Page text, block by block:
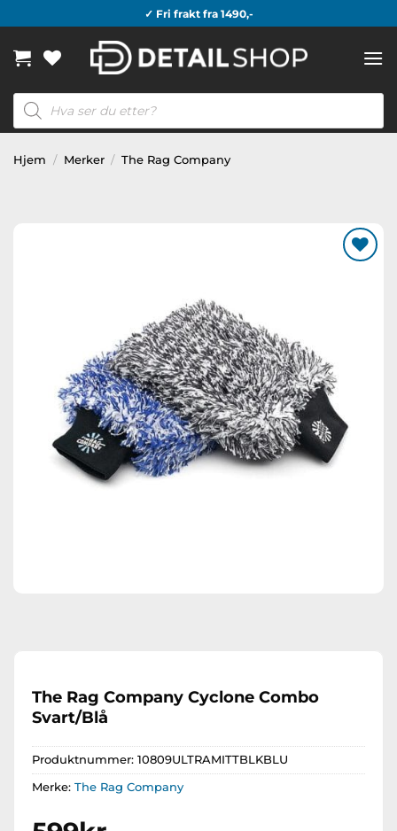
to
content
✓ Fri frakt fra 1490,-
Products
search
Hjem / Merker / The Rag Company
The Rag Company Cyclone Combo
Svart/Blå
Produktnummer: 10809ULTRAMITTBLKBLU
Merke: The Rag Company